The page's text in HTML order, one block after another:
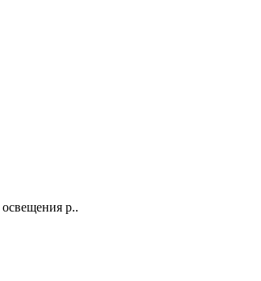
освещения р..